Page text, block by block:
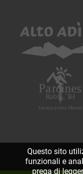
Questo sito
funzionali e
prega di